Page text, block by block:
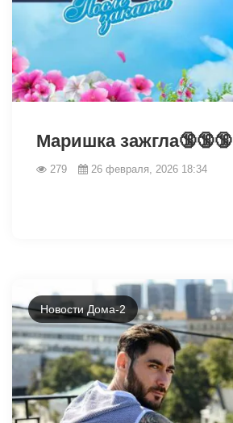
Маришка зажгла🔞🔞🔞
279 26 февраля, 2026 18:34
Новости Дома-2